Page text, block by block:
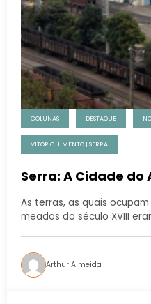
COLUNAS DESTAQUE
VITOR CHIMENTO | SERRA
Serra: A Cidade do
As terras, as quais
meados do século XVIII
Arthur Almeida